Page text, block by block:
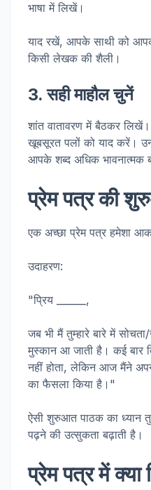
भाषा में लिखें।
याद रखें, आपके साथी को
किसी लेखक की शैली।
3. सही माहौल चुनें
शांत वातावरण में बैठकर
खूबसूरत पलों को याद करें।
आपके शब्द अधिक भावनात्मक
प्रेम पत्र की
एक अच्छा प्रेम पत्र हमेशा
उदाहरण:
"प्रिय ______,
जब भी मैं तुम्हारे बारे में
मुस्कान आ जाती है। कई बार
नहीं होता, लेकिन आज मैंने
का फैसला किया है।"
ऐसी शुरुआत पाठक का ध्यान
पढ़ने की उत्सुकता बढ़ाती है।
प्रेम पत्र में